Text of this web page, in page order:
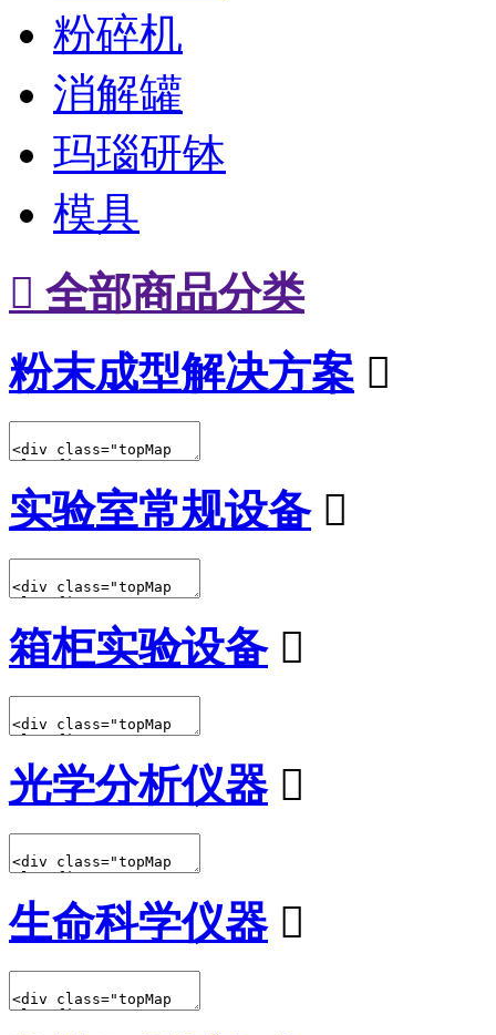
粉碎机
消解罐
玛瑙研钵
模具
 全部商品分类
粉末成型解决方案 
实验室常规设备 
箱柜实验设备 
光学分析仪器 
生命科学仪器 